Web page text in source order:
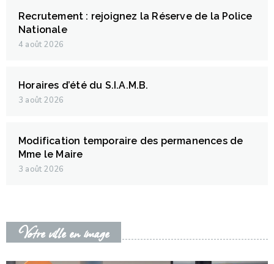
Recrutement : rejoignez la Réserve de la Police
Nationale
4 août 2026
Horaires d’été du S.I.A.M.B.
3 août 2026
Modification temporaire des permanences de
Mme le Maire
3 août 2026
Votre ville en image